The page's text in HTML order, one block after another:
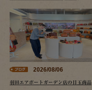
2026/08/06
羽田エアポートガーデン店の目玉商品